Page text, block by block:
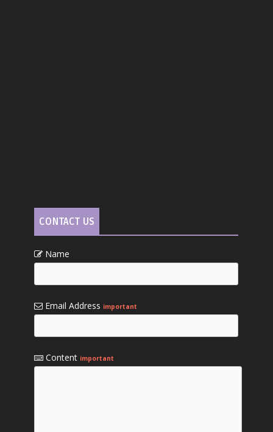
CONTACT US
Name
Email Address important
Content important